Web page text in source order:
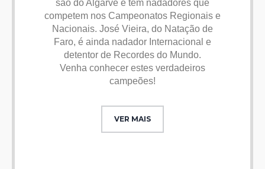
são do Algarve e têm nadadores que
competem nos Campeonatos Regionais e
Nacionais. José Vieira, do Natação de
Faro, é ainda nadador Internacional e
detentor de Recordes do Mundo.
Venha conhecer estes verdadeiros
campeões!
VER MAIS